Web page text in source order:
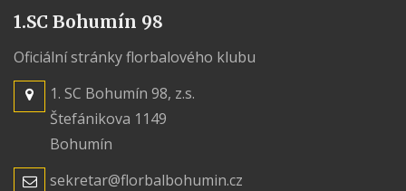
1.SC Bohumín 98
Oficiální stránky florbalového klubu
1. SC Bohumín 98, z.s.
Štefánikova 1149
Bohumín
sekretar@florbalbohumin.cz